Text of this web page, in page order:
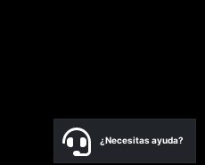
¿Necesitas ayuda?